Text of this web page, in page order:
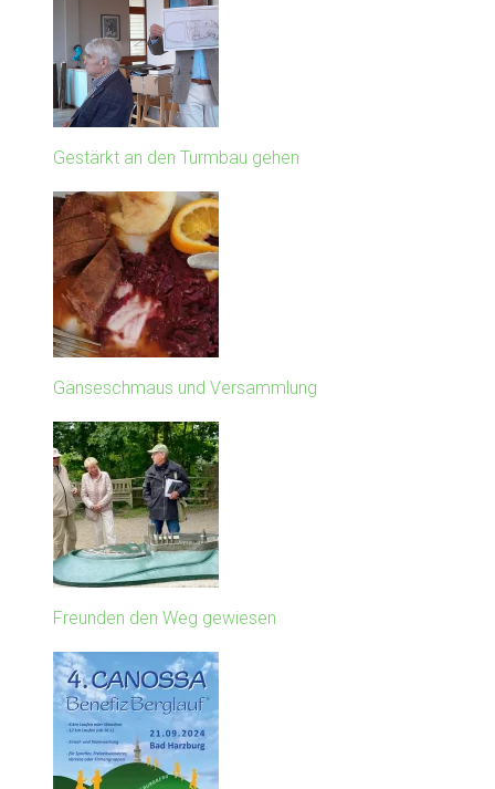
Gestärkt an den Turmbau gehen
Gänseschmaus und Versammlung
Freunden den Weg gewiesen